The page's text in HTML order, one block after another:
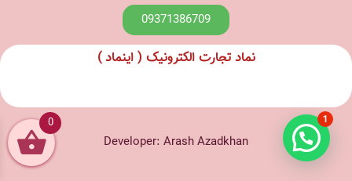
09371386709
نماد تجارت الکترونیک ( اینماد )
Developer: Arash Azadkhan
0 1